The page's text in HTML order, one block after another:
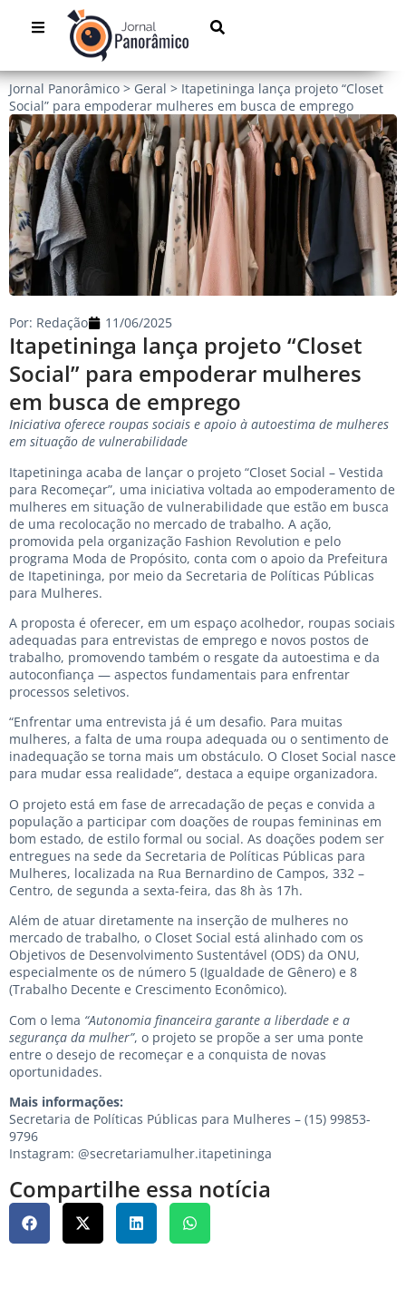
Jornal Panorâmico > Geral > Itapetininga lança projeto “Closet
Social” para empoderar mulheres em busca de emprego
Itapetininga lança projeto “Closet
Social” para empoderar mulheres
em busca de emprego
Por: Redação 11/06/2025
Iniciativa oferece roupas sociais e apoio à autoestima de mulheres
em situação de vulnerabilidade
Itapetininga acaba de lançar o projeto “Closet Social – Vestida
para Recomeçar”, uma iniciativa voltada ao empoderamento de
mulheres em situação de vulnerabilidade que estão em busca
de uma recolocação no mercado de trabalho. A ação,
promovida pela organização Fashion Revolution e pelo
programa Moda de Propósito, conta com o apoio da Prefeitura
de Itapetininga, por meio da Secretaria de Políticas Públicas
para Mulheres.
A proposta é oferecer, em um espaço acolhedor, roupas sociais
adequadas para entrevistas de emprego e novos postos de
trabalho, promovendo também o resgate da autoestima e da
autoconfiança — aspectos fundamentais para enfrentar
processos seletivos.
“Enfrentar uma entrevista já é um desafio. Para muitas
mulheres, a falta de uma roupa adequada ou o sentimento de
inadequação se torna mais um obstáculo. O Closet Social nasce
para mudar essa realidade”, destaca a equipe organizadora.
O projeto está em fase de arrecadação de peças e convida a
população a participar com doações de roupas femininas em
bom estado, de estilo formal ou social. As doações podem ser
entregues na sede da Secretaria de Políticas Públicas para
Mulheres, localizada na Rua Bernardino de Campos, 332 –
Centro, de segunda a sexta-feira, das 8h às 17h.
Além de atuar diretamente na inserção de mulheres no
mercado de trabalho, o Closet Social está alinhado com os
Objetivos de Desenvolvimento Sustentável (ODS) da ONU,
especialmente os de número 5 (Igualdade de Gênero) e 8
(Trabalho Decente e Crescimento Econômico).
Com o lema “Autonomia financeira garante a liberdade e a
segurança da mulher”, o projeto se propõe a ser uma ponte
entre o desejo de recomeçar e a conquista de novas
oportunidades.
Mais informações:
Secretaria de Políticas Públicas para Mulheres – (15) 99853-
9796
Instagram: @secretariamulher.itapetininga
Compartilhe essa notícia